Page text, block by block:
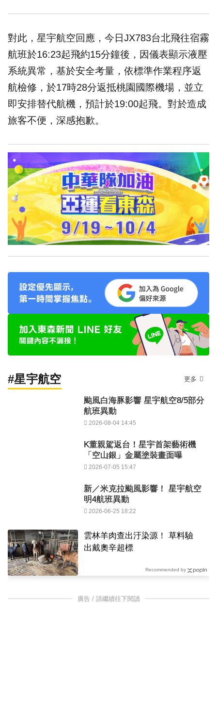
對此，星宇航空回應，今日JX783台北飛往宿霧
航班於16:23起飛約15分鐘後，因儀表顯示液壓
系統異常，基於安全考量，依標準作業程序返
航檢修，於17時28分返抵桃園國際機場，並立
即安排替代航機，預計於19:00起飛。對於造成
旅客不便，深感抱歉。
#星宇航空 更多
颱風白海豚影響 星宇航空8/5部分
航班異動
2026-08-04 14:45
K董親駕返台！星宇首架藝術機
「空山銀」金屬塗裝畫面曝
2026-07-05 15:47
新／米克拉颱風影響！ 星宇航空
明4航班異動
2026-06-25 18:22
雲林羊肉查出汙染源！ 草料驗
出戴奧辛超標
Recommended by
廣告 / 請繼續往下閱讀